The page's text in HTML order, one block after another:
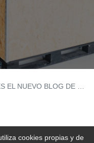
NUEVO BLOG DE LESS
LESS
empezó su
cookies propias y de